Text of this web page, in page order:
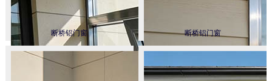
断桥铝门窗 断桥铝门窗